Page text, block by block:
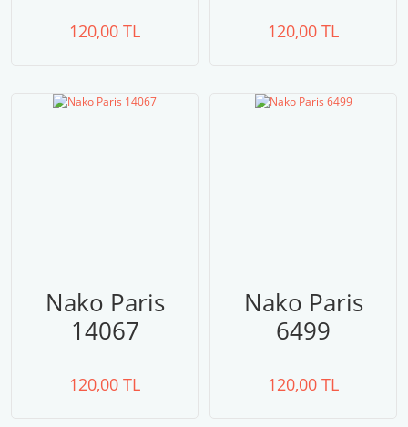
120,00 TL 120,00 TL
Nako Paris
14067
120,00 TL
Nako Paris
6499
120,00 TL